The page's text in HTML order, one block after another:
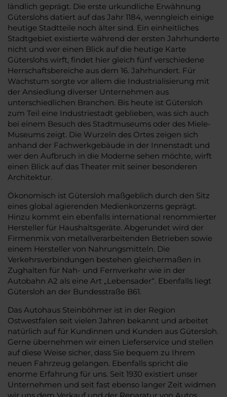
ländlich geprägt. Die erste urkundliche Erwähnung
Güterslohs datiert auf das Jahr 1184, wenngleich einige
heutige Stadtteile noch älter sind. Ein einheitliches
Stadtgebiet existierte während der ersten Jahrhunderte
nicht und wer einen Blick auf die heutige Karte
Güterslohs wirft, findet hier gleich fünf verschiedene
Herrschaftsbereiche aus dem 16. Jahrhundert. Für
Wachstum sorgte vor allem die Industrialisierung mit
der Ansiedlung diverser Unternehmen aus
unterschiedlichen Branchen. Bis heute ist Gütersloh
zum Teil eine Industriestadt geblieben, was sich auch
bei einem Besuch des Stadtmuseums oder des Miele-
Museums zeigt. Die Wurzeln des Ortes zeigen sich
anhand der Fachwerkgebäude in der Innenstadt und
wer den Aufbruch in die Moderne sehen möchte, wirft
einen Blick auf das Theater mit seiner besonderen
Architektur.
Ökonomisch ist Gütersloh maßgeblich durch den Sitz
eines global agierenden Medienkonzerns geprägt.
Hinzu kommt ein ebenfalls international renommierter
Hersteller für Haushaltsgeräte. Abgerundet wird der
Firmenmix von metallverarbeitenden Betrieben sowie
einem Hersteller von Nahrungsmitteln. Die
Verkehrsverbindungen bestehen gleichermaßen in
Zughalten für Nah- und Fernverkehr wie in der
Autobahn A2 als eine Art „Lebensader“. Ebenfalls liegt
Gütersloh an der Bundesstraße B61.
Das Autohaus Steinböhmer ist in der Region
Ostwestfalen seit vielen Jahren bekannt und arbeitet
natürlich auf für Kundinnen und Kunden aus Gütersloh.
Gerne übernehmen wir einen Lieferservice und stellen
auf diese Weise sicher, dass Sie bequem zu Ihrem
neuen Fahrzeug gelangen. Ebenfalls spricht die
enorme Erfahrung für uns. Seit 1930 existiert unser
Unternehmen und seit fast ebenso langer Zeit widmen
wir uns dem Verkauf und der Reparatur von Autos.